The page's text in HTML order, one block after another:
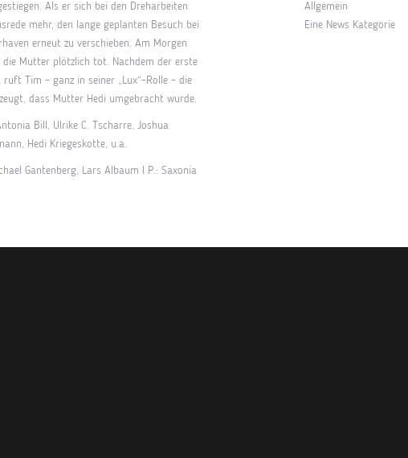
Als er sich bei den Dreharbeiten
mehr, den lange geplanten Besuch bei
erneut zu verschieben. Am Morgen
Mutter plötzlich tot. Nachdem der erste
Tim – ganz in seiner „Lux“-Rolle – die
dass Mutter Hedi umgebracht wurde.
Bill, Ulrike C. Tscharre, Joshua
Hedi Kriegeskotte, u.a.
Gantenberg, Lars Albaum I P.: Saxonia
Allgemein
Eine News Kategorie